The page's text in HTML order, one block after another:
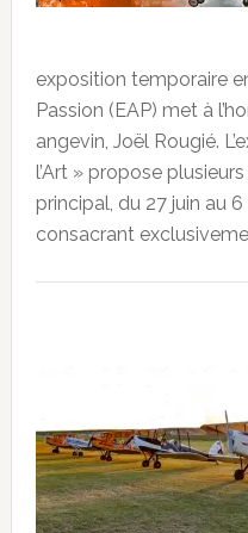
exposition temporaire
Passion (EAP) met à
angevin, Joël Rougié.
l’Art » propose
principal, du 27 juin au
consacrant